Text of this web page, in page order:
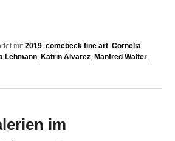
mit 2019, comebeck fine art, Cornelia
Lehmann, Katrin Alvarez, Manfred Walter,
im